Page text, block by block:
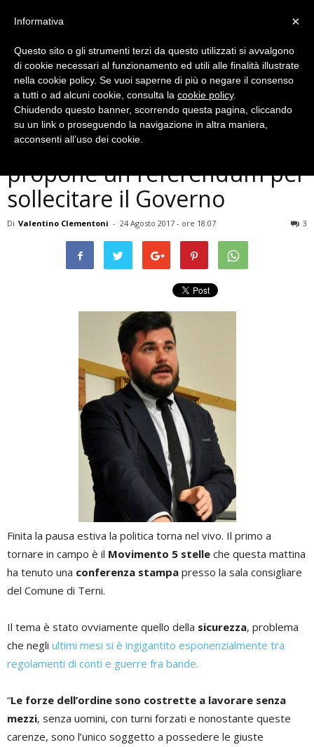
Politica
Terni, sicurezza in città: M5S
propone un referendum per
sollecitare il Governo
Di Valentino Clementoni - 24 Agosto 2017 - ore 18:07 3
Finita la pausa estiva la politica torna nel vivo. Il primo a
tornare in campo è il Movimento 5 stelle che questa mattina
ha tenuto una conferenza stampa presso la sala consigliare
del Comune di Terni.
Il tema è stato ovviamente quello della sicurezza, problema
che negli ultimi mesi si è ingigantito esponenzialmente tra
regolamenti di conti e guerre fra bande.
“Le forze dell’ordine sono costrette a lavorare senza
mezzi, senza uomini, con turni forzati e nonostante queste
carenze, sono l’unico soggetto a possedere le giuste
×
Informativa
Questo sito o gli strumenti terzi da questo utilizzati si avvalgono
di cookie necessari al funzionamento ed utili alle finalità illustrate
nella cookie policy. Se vuoi saperne di più o negare il consenso
a tutti o ad alcuni cookie, consulta la cookie policy.
Chiudendo questo banner, scorrendo questa pagina, cliccando
su un link o proseguendo la navigazione in altra maniera,
acconsenti all’uso dei cookie.